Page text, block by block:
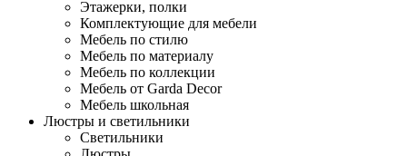
Этажерки, полки
Комплектующие для мебели
Мебель по стилю
Мебель по материалу
Мебель по коллекции
Мебель от Garda Decor
Мебель школьная
Люстры и светильники
Светильники